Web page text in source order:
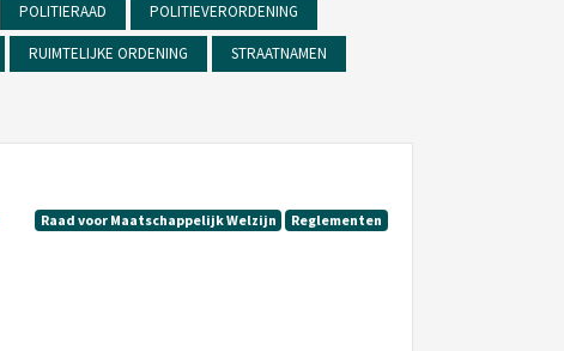
POLITIERAAD POLITIEVERORDENING
RUIMTELIJKE ORDENING STRAATNAMEN
Raad voor Maatschappelijk Welzijn Reglementen